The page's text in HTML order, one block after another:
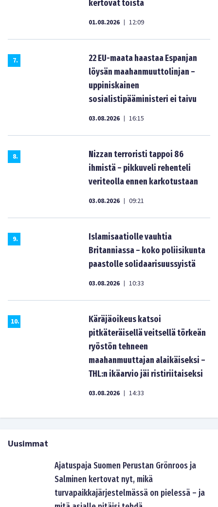
kertovat toista
01.08.2026 | 12:09
7.
22 EU-maata haastaa Espanjan
löysän maahanmuuttolinjan –
uppiniskainen
sosialistipääministeri ei taivu
03.08.2026 | 16:15
8.
Nizzan terroristi tappoi 86
ihmistä – pikkuveli rehenteli
veriteolla ennen karkotustaan
03.08.2026 | 09:21
9.
Islamisaatiolle vauhtia
Britanniassa – koko poliisikunta
paastolle solidaarisuussyistä
03.08.2026 | 10:33
10.
Käräjäoikeus katsoi
pitkäteräisellä veitsellä törkeän
ryöstön tehneen
maahanmuuttajan alaikäiseksi –
THL:n ikäarvio jäi ristiriitaiseksi
03.08.2026 | 14:33
Uusimmat
Ajatuspaja Suomen Perustan Grönroos ja
Salminen kertovat nyt, mikä
turvapaikkajärjestelmässä on pielessä – ja